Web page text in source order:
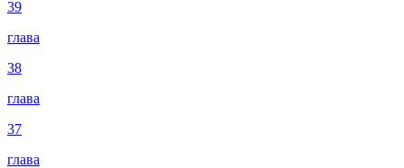
39
глава
38
глава
37
глава